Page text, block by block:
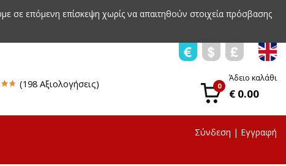
σε επόμενη επίσκεψη χωρίς να απαιτηθούν στοιχεία πρόσβασης
(198 Αξιολογήσεις) 0
Άδειο καλάθι
€ 0.00
Σύνδεση | Εγγραφή